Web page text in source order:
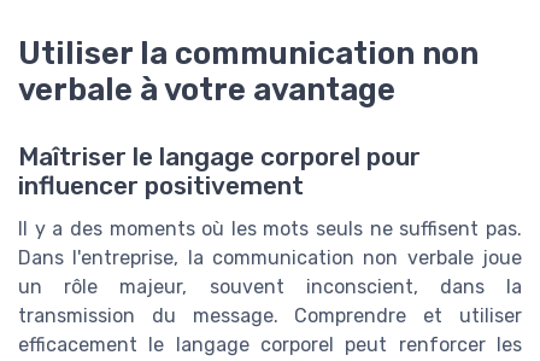
Utiliser la communication non
verbale à votre avantage
Maîtriser le langage corporel pour
influencer positivement
Il y a des moments où les mots seuls ne suffisent pas.
Dans l'entreprise, la communication non verbale joue
un rôle majeur, souvent inconscient, dans la
transmission du message. Comprendre et utiliser
efficacement le langage corporel peut renforcer les